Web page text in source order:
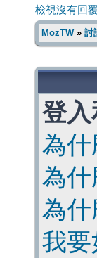
檢視沒有回
MozTW» 討
登入
為什
為什
為什
我